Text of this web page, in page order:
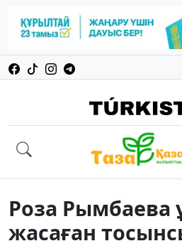
Роза Рымбаева
жасаған